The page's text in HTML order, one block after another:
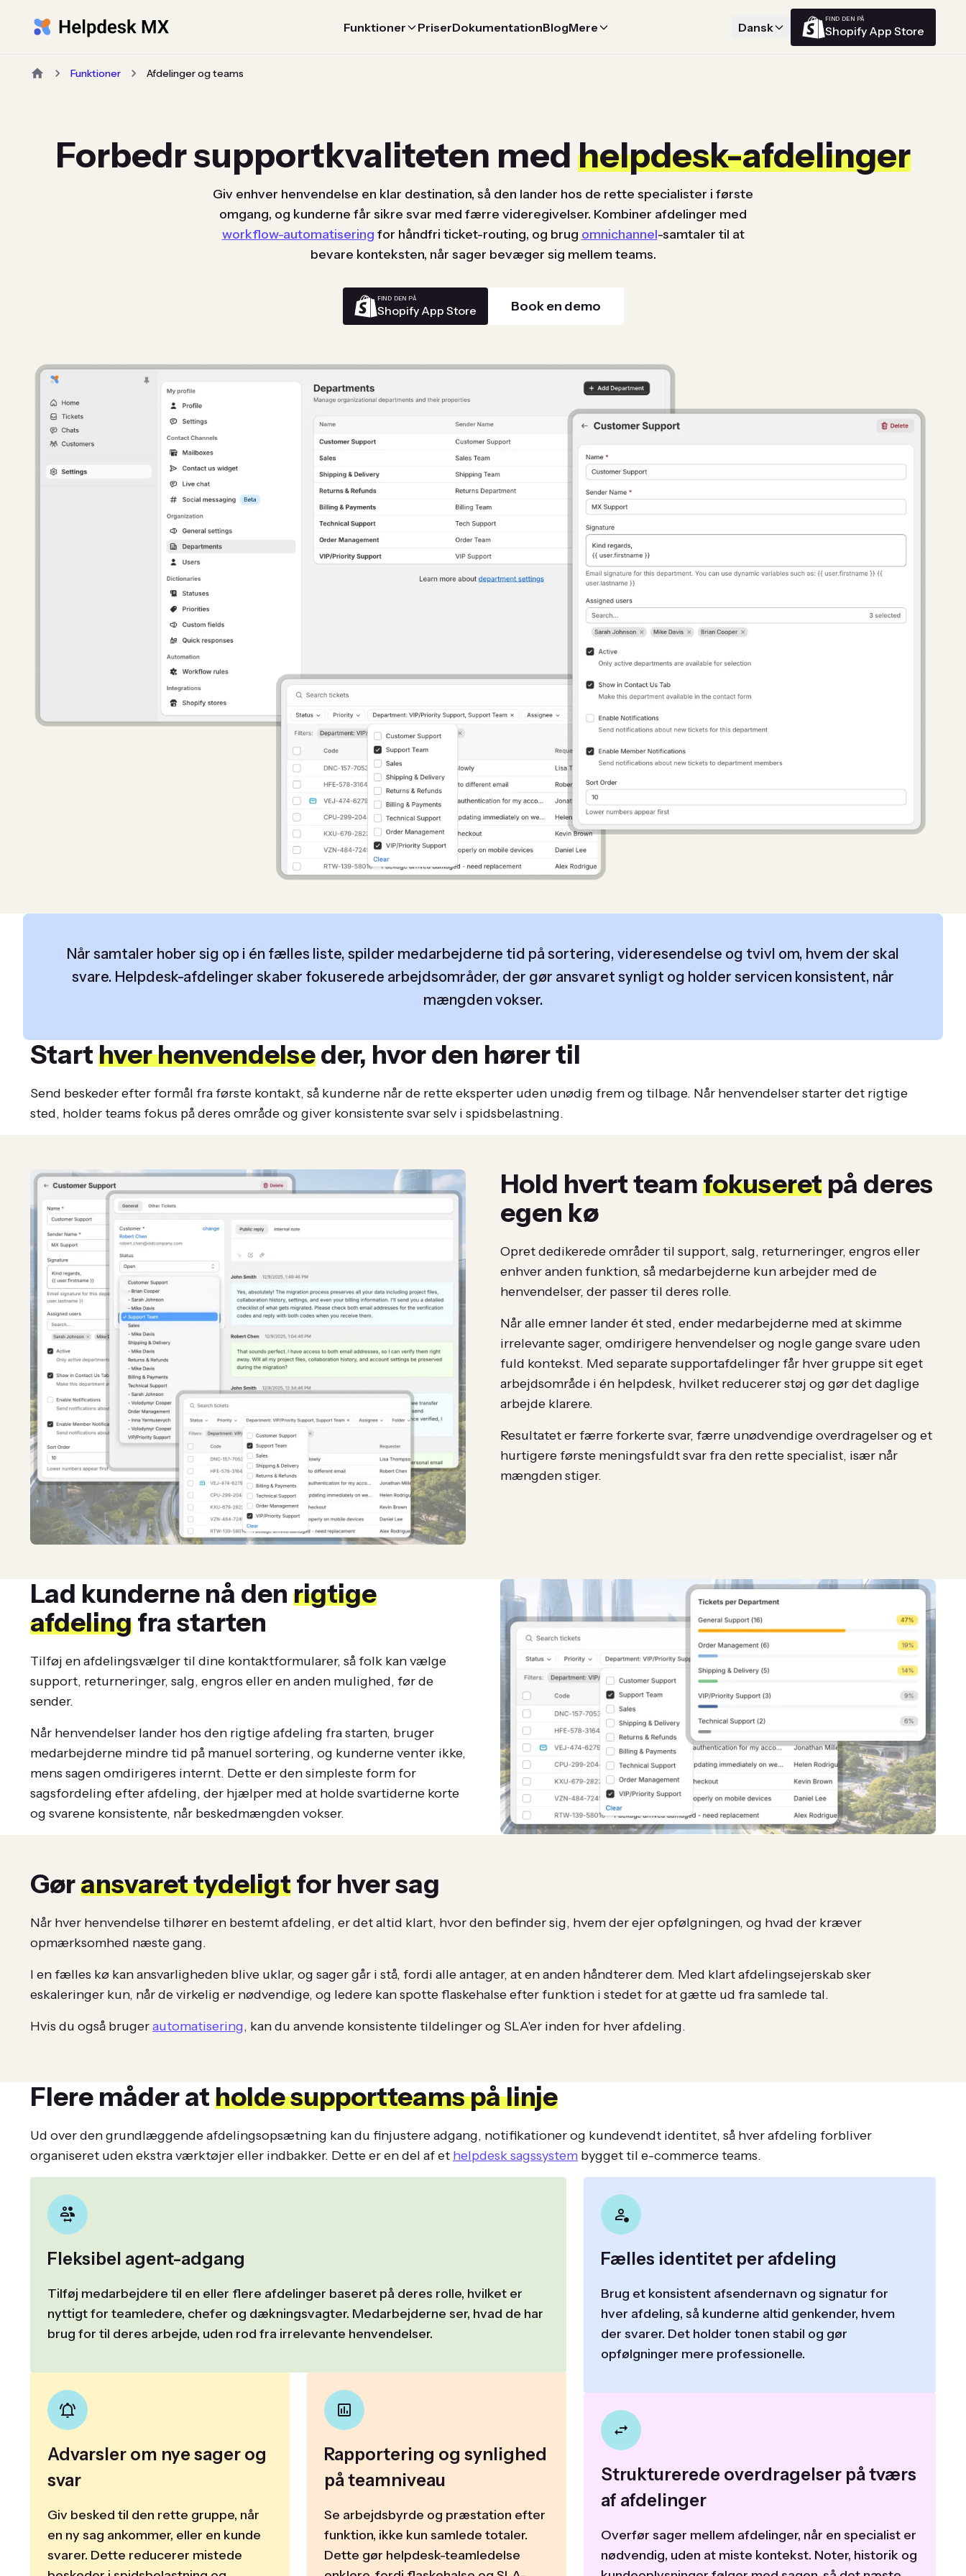
Funktioner PriserDokumentationBlogMere Dansk
FIND DEN PÅ
Shopify App Store
Funktioner Afdelinger og teams
Forbedr supportkvaliteten medhelpdesk-afdelinger
Giv enhver henvendelse en klar destination, så den lander hos de rette specialister i første
omgang, og kunderne får sikre svar med færre videregivelser. Kombiner afdelinger med
workflow-automatisering for håndfri ticket-routing, og brug omnichannel-samtaler til at
bevare konteksten, når sager bevæger sig mellem teams.
FIND DEN PÅ
Shopify App Store Book en demo
Når samtaler hober sig op i én fælles liste, spilder medarbejderne tid på sortering, videresendelse og tvivl om, hvem der skal
svare. Helpdesk-afdelinger skaber fokuserede arbejdsområder, der gør ansvaret synligt og holder servicen konsistent, når
mængden vokser.
Starthver henvendelseder, hvor den hører til
Send beskeder efter formål fra første kontakt, så kunderne når de rette eksperter uden unødig frem og tilbage. Når henvendelser starter det rigtige
sted, holder teams fokus på deres område og giver konsistente svar selv i spidsbelastning.
Hold hvert teamfokuseret på deres
egen kø
Opret dedikerede områder til support, salg, returneringer, engros eller
enhver anden funktion, så medarbejderne kun arbejder med de
henvendelser, der passer til deres rolle.
Når alle emner lander ét sted, ender medarbejderne med at skimme
irrelevante sager, omdirigere henvendelser og nogle gange svare uden
fuld kontekst. Med separate supportafdelinger får hver gruppe sit eget
arbejdsområde i én helpdesk, hvilket reducerer støj og gør det daglige
arbejde klarere.
Resultatet er færre forkerte svar, færre unødvendige overdragelser og et
hurtigere første meningsfuldt svar fra den rette specialist, især når
mængden stiger.
Lad kunderne nå den rigtige
afdelingfra starten
Tilføj en afdelingsvælger til dine kontaktformularer, så folk kan vælge
support, returneringer, salg, engros eller en anden mulighed, før de
sender.
Når henvendelser lander hos den rigtige afdeling fra starten, bruger
medarbejderne mindre tid på manuel sortering, og kunderne venter ikke,
mens sagen omdirigeres internt. Dette er den simpleste form for
sagsfordeling efter afdeling, der hjælper med at holde svartiderne korte
og svarene konsistente, når beskedmængden vokser.
Gøransvaret tydeligtfor hver sag
Når hver henvendelse tilhører en bestemt afdeling, er det altid klart, hvor den befinder sig, hvem der ejer opfølgningen, og hvad der kræver
opmærksomhed næste gang.
I en fælles kø kan ansvarligheden blive uklar, og sager går i stå, fordi alle antager, at en anden håndterer dem. Med klart afdelingsejerskab sker
eskaleringer kun, når de virkelig er nødvendige, og ledere kan spotte flaskehalse efter funktion i stedet for at gætte ud fra samlede tal.
Hvis du også brugerautomatisering, kan du anvende konsistente tildelinger og SLA'er inden for hver afdeling.
Flere måder atholde supportteams på linje
Ud over den grundlæggende afdelingsopsætning kan du finjustere adgang, notifikationer og kundevendt identitet, så hver afdeling forbliver
organiseret uden ekstra værktøjer eller indbakker. Dette er en del af et helpdesk sagssystem bygget til e-commerce teams.
Fleksibel agent-adgang
Tilføj medarbejdere til en eller flere afdelinger baseret på deres rolle, hvilket er
nyttigt for teamledere, chefer og dækningsvagter. Medarbejderne ser, hvad de har
brug for til deres arbejde, uden rod fra irrelevante henvendelser.
Advarsler om nye sager og
svar
Giv besked til den rette gruppe, når
en ny sag ankommer, eller en kunde
svarer. Dette reducerer mistede
Rapportering og synlighed
på teamniveau
Se arbejdsbyrde og præstation efter
funktion, ikke kun samlede totaler.
Dette gør helpdesk-teamledelse
Fælles identitet per afdeling
Brug et konsistent afsendernavn og signatur for
hver afdeling, så kunderne altid genkender, hvem
der svarer. Det holder tonen stabil og gør
opfølgninger mere professionelle.
Strukturerede overdragelser på tværs
af afdelinger
Overfør sager mellem afdelinger, når en specialist er
nødvendig, uden at miste kontekst. Noter, historik og